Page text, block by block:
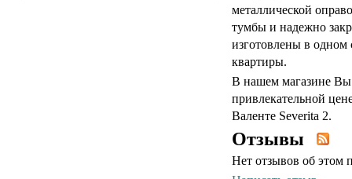
металлической
тумбы и надежно
изготовлены в одном
квартиры.
В нашем магазине Вы
привлекательной
Валенте Severita 2.
Отзывы
Нет отзывов об этом